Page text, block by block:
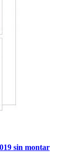
sin montar